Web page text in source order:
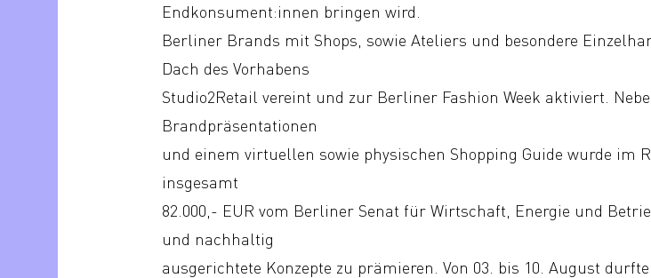
Endkonsument:innen bringen wird.
Berliner Brands mit Shops, sowie Ateliers und besondere
Dach des Vorhabens
Studio2Retail vereint und zur Berliner Fashion Week aktiviert.
Brandpräsentationen
und einem virtuellen sowie physischen Shopping Guide wurde im
insgesamt
82.000,- EUR vom Berliner Senat für Wirtschaft, Energie und
und nachhaltig
ausgerichtete Konzepte zu prämieren. Von 03. bis 10. August